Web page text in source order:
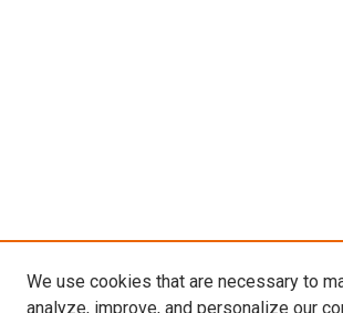
We use cookies that are necessary to
analyze, improve, and personalize our